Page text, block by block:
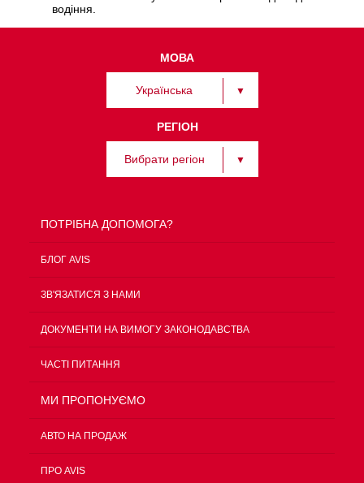
водіння.
МОВА
Українська
РЕГІОН
Вибрати регіон
ПОТРІБНА ДОПОМОГА?
БЛОГ AVIS
ЗВ'ЯЗАТИСЯ З НАМИ
ДОКУМЕНТИ НА ВИМОГУ ЗАКОНОДАВСТВА
ЧАСТІ ПИТАННЯ
МИ ПРОПОНУЄМО
АВТО НА ПРОДАЖ
ПРО AVIS